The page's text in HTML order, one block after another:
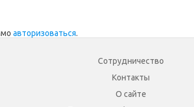
авторизоваться.
Сотрудничество
Контакты
О сайте